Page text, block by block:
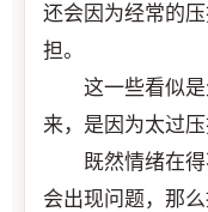
还会因为经常的
担。
这一些看似是
来，是因为太过
既然情绪在得
会出现问题，那